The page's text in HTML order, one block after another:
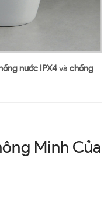
nước IPX4và chống
Minh Của